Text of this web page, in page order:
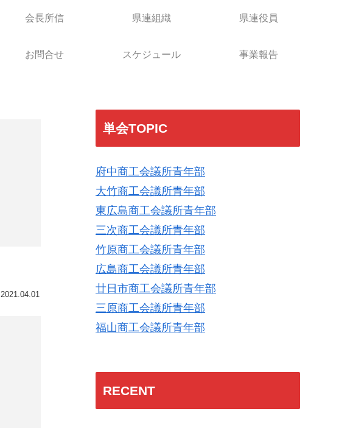
会長所信 県連組織 県連役員
お問合せ スケジュール 事業報告
2021.04.01
単会TOPIC
府中商工会議所青年部
大竹商工会議所青年部
東広島商工会議所青年部
三次商工会議所青年部
竹原商工会議所青年部
広島商工会議所青年部
廿日市商工会議所青年部
三原商工会議所青年部
福山商工会議所青年部
RECENT